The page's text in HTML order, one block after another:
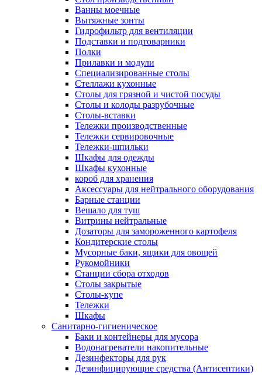
Ванны моечные
Вытяжные зонты
Гидрофильтр для вентиляции
Подставки и подтоварники
Полки
Прилавки и модули
Специализированные столы
Стеллажи кухонные
Столы для грязной и чистой посуды
Столы и колоды разрубочные
Столы-вставки
Тележки производственные
Тележки сервировочные
Тележки-шпильки
Шкафы для одежды
Шкафы кухонные
короб для хранения
Аксессуары для нейтрального оборудования
Барные станции
Вешало для туш
Витрины нейтральные
Дозаторы для замороженного картофеля
Кондитерские столы
Мусорные баки, ящики для овощей
Рукомойники
Станции сбора отходов
Столы закрытые
Столы-купе
Тележки
Шкафы
Санитарно-гигиеническое
Баки и контейнеры для мусора
Водонагреватели накопительные
Дезинфекторы для рук
Дезинфицирующие средства (Антисептики)